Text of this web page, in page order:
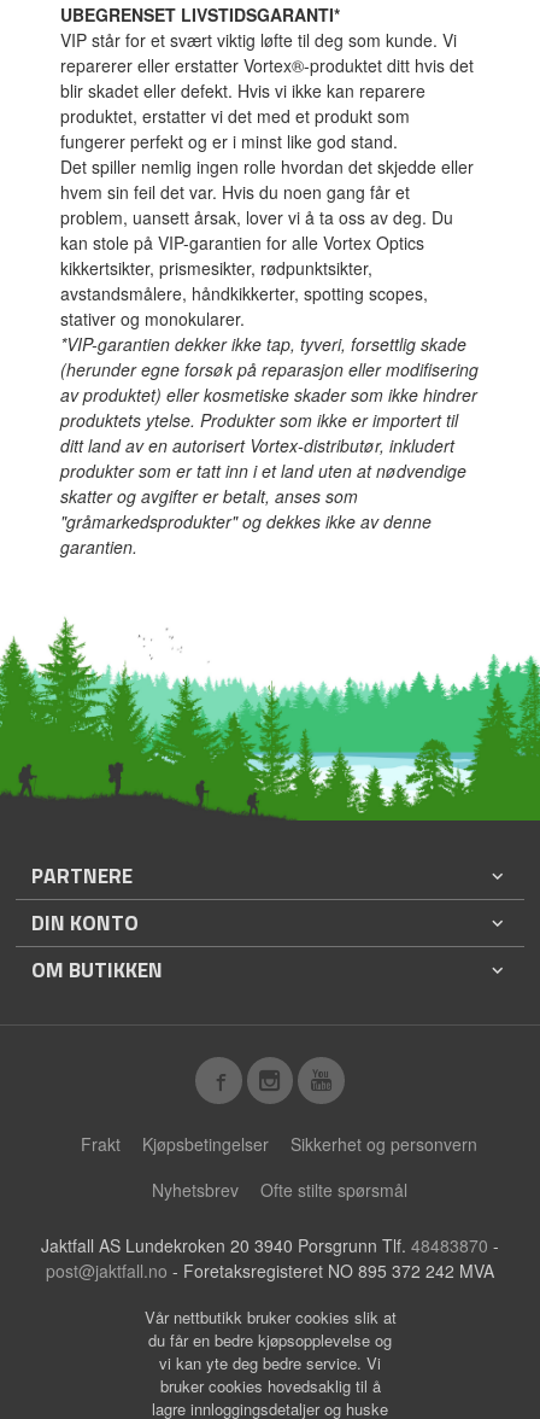
UBEGRENSET LIVSTIDSGARANTI*
VIP står for et svært viktig løfte til deg som kunde. Vi
reparerer eller erstatter Vortex®-produktet ditt hvis det
blir skadet eller defekt. Hvis vi ikke kan reparere
produktet, erstatter vi det med et produkt som
fungerer perfekt og er i minst like god stand.
Det spiller nemlig ingen rolle hvordan det skjedde eller
hvem sin feil det var. Hvis du noen gang får et
problem, uansett årsak, lover vi å ta oss av deg. Du
kan stole på VIP-garantien for alle Vortex Optics
kikkertsikter, prismesikter, rødpunktsikter,
avstandsmålere, håndkikkerter, spotting scopes,
stativer og monokularer.
*VIP-garantien dekker ikke tap, tyveri, forsettlig skade
(herunder egne forsøk på reparasjon eller modifisering
av produktet) eller kosmetiske skader som ikke hindrer
produktets ytelse. Produkter som ikke er importert til
ditt land av en autorisert Vortex-distributør, inkludert
produkter som er tatt inn i et land uten at nødvendige
skatter og avgifter er betalt, anses som
"gråmarkedsprodukter" og dekkes ikke av denne
garantien.
PARTNERE
DIN KONTO
OM BUTIKKEN
Frakt Kjøpsbetingelser
Sikkerhet og personvern
Nyhetsbrev
Ofte stilte spørsmål
Jaktfall AS Lundekroken 20 3940 Porsgrunn Tlf. 48483870 -
post@jaktfall.no - Foretaksregisteret NO 895 372 242 MVA
Vår nettbutikk bruker cookies slik at
du får en bedre kjøpsopplevelse og
vi kan yte deg bedre service. Vi
bruker cookies hovedsaklig til å
lagre innloggingsdetaljer og huske